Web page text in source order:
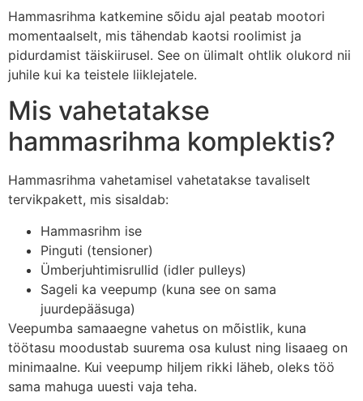
Hammasrihma katkemine sõidu ajal peatab mootori
momentaalselt, mis tähendab kaotsi roolimist ja
pidurdamist täiskiirusel. See on ülimalt ohtlik olukord nii
juhile kui ka teistele liiklejatele.
Mis vahetatakse
hammasrihma komplektis?
Hammasrihma vahetamisel vahetatakse tavaliselt
tervikpakett, mis sisaldab:
Hammasrihm ise
Pinguti (tensioner)
Ümberjuhtimisrullid (idler pulleys)
Sageli ka veepump (kuna see on sama
juurdepääsuga)
Veepumba samaaegne vahetus on mõistlik, kuna
töötasu moodustab suurema osa kulust ning lisaaeg on
minimaalne. Kui veepump hiljem rikki läheb, oleks töö
sama mahuga uuesti vaja teha.